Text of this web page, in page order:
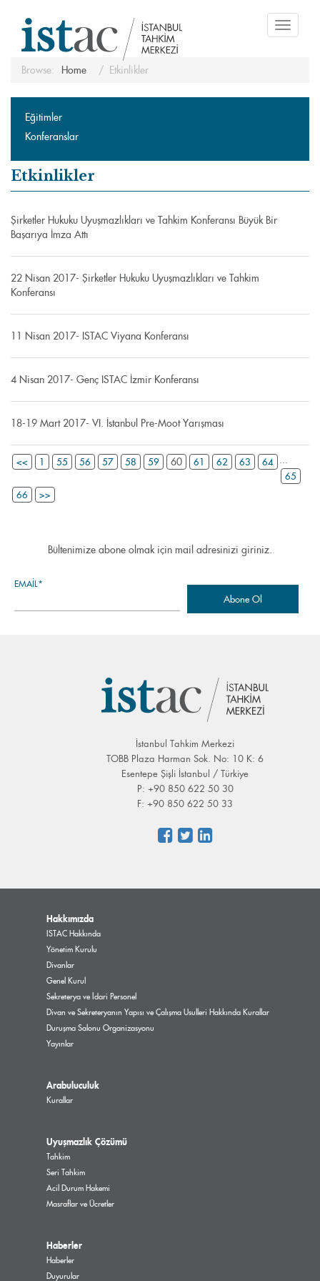
Toggle
Browse: Home Etkinlikler
Eğitimler
Konferanslar
Etkinlikler
Şirketler Hukuku Uyuşmazlıkları ve Tahkim Konferansı Büyük Bir
Başarıya İmza Attı
22 Nisan 2017- Şirketler Hukuku Uyuşmazlıkları ve Tahkim
Konferansı
11 Nisan 2017- ISTAC Viyana Konferansı
4 Nisan 2017- Genç ISTAC İzmir Konferansı
18-19 Mart 2017- VI. İstanbul Pre-Moot Yarışması
<< 1 ...
55 56 57 58 59 60 61 62 63
64
65
66
>>
Bültenimize abone olmak için mail adresinizi giriniz.
EMAIL*
İstanbul Tahkim Merkezi
TOBB Plaza Harman Sok. No: 10 K: 6
Esentepe Şişli İstanbul / Türkiye
P: +90 850 622 50 30
F: +90 850 622 50 33
Hakkımızda
ISTAC Hakkında
Yönetim Kurulu
Divanlar
Genel Kurul
Sekreterya ve İdari Personel
Divan ve Sekreteryanın Yapısı ve Çalışma Usulleri Hakkında Kurallar
Duruşma Salonu Organizasyonu
Yayınlar
Arabuluculuk
Kurallar
Uyuşmazlık Çözümü
Tahkim
Seri Tahkim
Acil Durum Hakemi
Masraflar ve Ücretler
Haberler
Haberler
Duyurular